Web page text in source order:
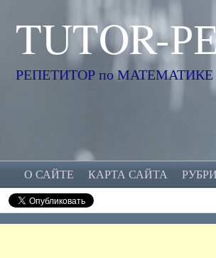
TUTOR-
РЕПЕТИТОР по МАТЕМАТИКЕ
О САЙТЕ КАРТА САЙТА